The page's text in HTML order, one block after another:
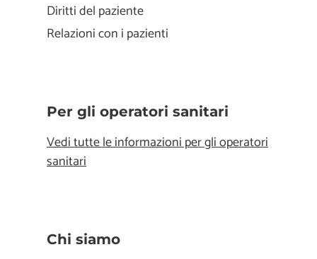
Diritti del paziente
Relazioni con i pazienti
Per gli operatori sanitari
Vedi tutte le informazioni per gli operatori
sanitari
Chi siamo